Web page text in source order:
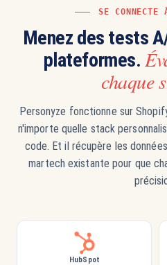
SE CONNECTE
Menez des tests
plateformes.
chaque
Personyze fonctionne sur
n'importe quelle stack
code. Et il récupère les
martech existante pour que
HubSpot